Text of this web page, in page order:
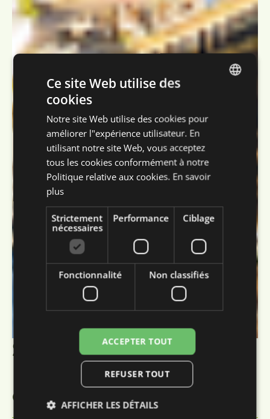
Sidcon aussi en
France, au Danemark
et en Norvège
ENGLISH
GERMAN
Ce site Web utilise des
cookies
Notre site Web utilise des cookies pour
améliorer l"expérience utilisateur. En
utilisant notre site Web, vous acceptez
tous les cookies conformément à notre
Politique relative aux cookies. En savoir
plus
Strictement
nécessaires
Performance Ciblage
Fonctionnalité Non classifiés
ACCEPTER TOUT
REFUSER TOUT
AFFICHER LES DÉTAILS